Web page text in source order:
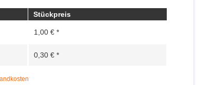
Stückpreis
1,00 € *
0,30 € *